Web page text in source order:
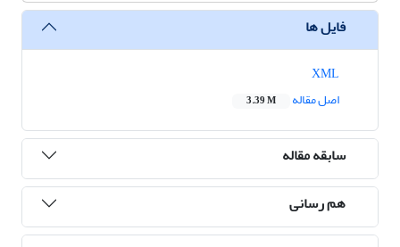
فایل ها
اصل مقاله
3.39 M
سابقه مقاله
هم رسانی